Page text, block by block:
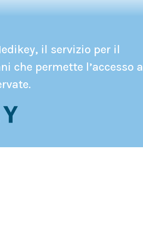
il servizio per il
che permette l’accesso a